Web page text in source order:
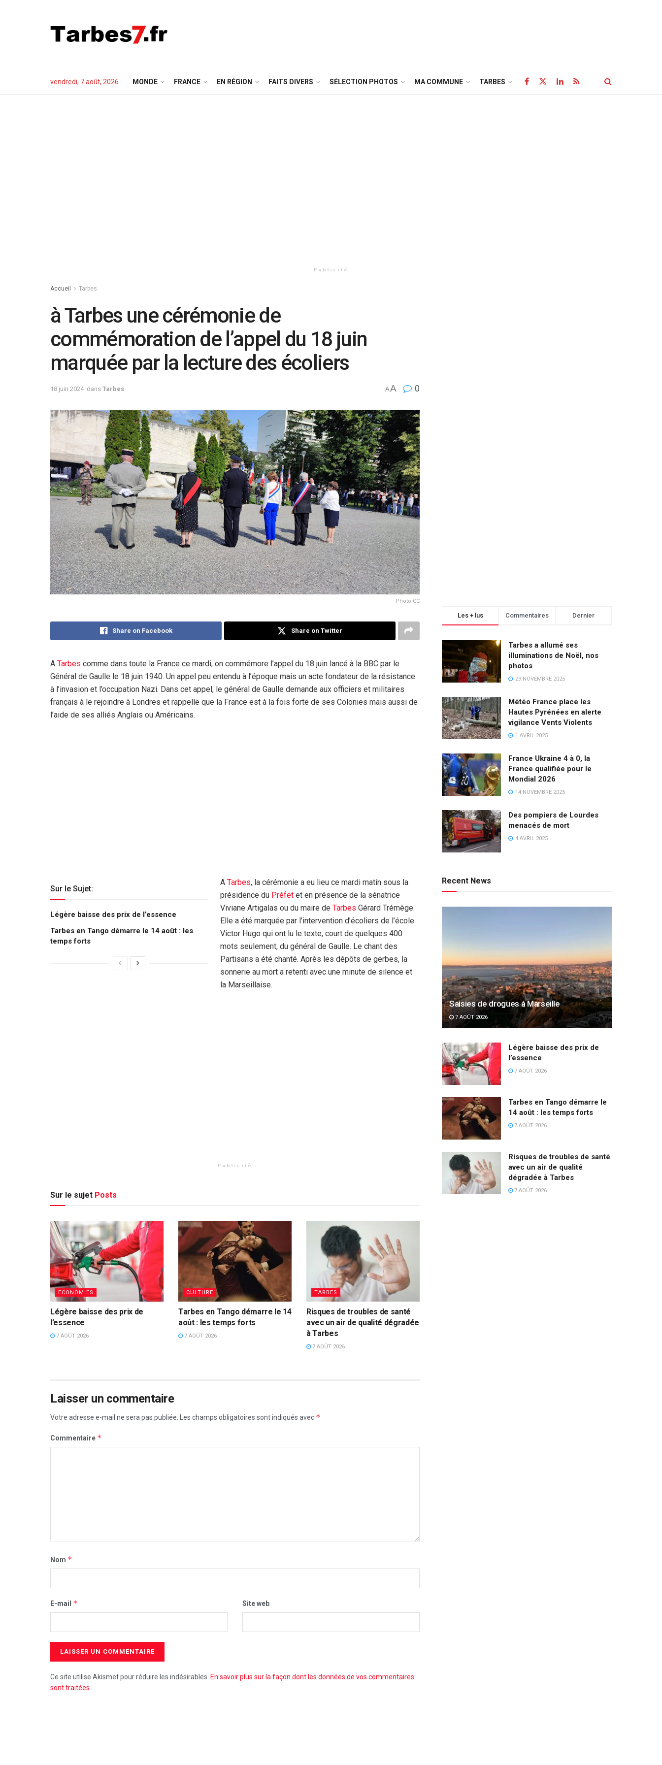
vendredi, 7 août, 2026 MONDE FRANCE EN RÉGION FAITS DIVERS SÉLECTION PHOTOS MA COMMUNE TARBES
Publicité
Accueil Tarbes
à Tarbes une cérémonie de
commémoration de l’appel du 18 juin
marquée par la lecture des écoliers
18 juin 2024 dans Tarbes AA 0
Photo CC
Share on Facebook Share on Twitter
A Tarbes comme dans toute la France ce mardi, on commémore l’appel du 18 juin lancé à la BBC par le
Général de Gaulle le 18 juin 1940. Un appel peu entendu à l’époque mais un acte fondateur de la résistance
à l’invasion et l’occupation Nazi. Dans cet appel, le général de Gaulle demande aux officiers et militaires
français à le rejoindre à Londres et rappelle que la France est à la fois forte de ses Colonies mais aussi de
l’aide de ses alliés Anglais ou Américains.
Sur le Sujet:
Légère baisse des prix de l’essence
Tarbes en Tango démarre le 14 août : les
temps forts
A Tarbes, la cérémonie a eu lieu ce mardi matin sous la
présidence du Préfet et en présence de la sénatrice
Viviane Artigalas ou du maire de Tarbes Gérard Trémège.
Elle a été marquée par l’intervention d’écoliers de l’école
Victor Hugo qui ont lu le texte, court de quelques 400
mots seulement, du général de Gaulle. Le chant des
Partisans a été chanté. Après les dépôts de gerbes, la
sonnerie au mort a retenti avec une minute de silence et
la Marseillaise.
Publicité
Sur le sujet Posts
ECONOMIES
Légère baisse des prix de
l’essence
7 AOÛT 2026
CULTURE
Tarbes en Tango démarre le 14
août : les temps forts
7 AOÛT 2026
TARBES
Risques de troubles de santé
avec un air de qualité dégradée
à Tarbes
7 AOÛT 2026
Laisser un commentaire
Votre adresse e-mail ne sera pas publiée. Les champs obligatoires sont indiqués avec *
Commentaire *
Nom *
E-mail * Site web
Ce site utilise Akismet pour réduire les indésirables. En savoir plus sur la façon dont les données de vos commentaires
sont traitées.
Les + lus Commentaires Dernier
Tarbes a allumé ses
illuminations de Noël, nos
photos
29 NOVEMBRE 2025
Météo France place les
Hautes Pyrénées en alerte
vigilance Vents Violents
1 AVRIL 2025
France Ukraine 4 à 0, la
France qualifiée pour le
Mondial 2026
14 NOVEMBRE 2025
Des pompiers de Lourdes
menacés de mort
4 AVRIL 2025
Recent News
Saisies de drogues à Marseille
7 AOÛT 2026
Légère baisse des prix de
l’essence
7 AOÛT 2026
Tarbes en Tango démarre le
14 août : les temps forts
7 AOÛT 2026
Risques de troubles de santé
avec un air de qualité
dégradée à Tarbes
7 AOÛT 2026